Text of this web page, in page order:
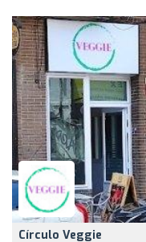
Círculo Veggie